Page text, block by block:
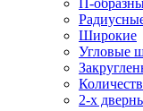
П-
Широкие
Угловые
2-х